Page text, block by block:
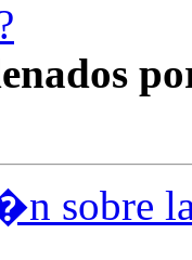
sobre